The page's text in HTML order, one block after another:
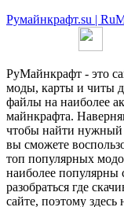
Румайнкрафт.su |
РуМайнкрафт - это
моды, карты и читы
файлы на наиболее
майнкрафта.
чтобы найти нужный
вы сможете
топ популярных
наиболее
разобраться где
сайте, поэтому